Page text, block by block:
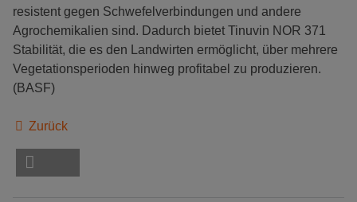
resistent gegen Schwefelverbindungen und andere
Agrochemikalien sind. Dadurch bietet Tinuvin NOR 371
Stabilität, die es den Landwirten ermöglicht, über mehrere
Vegetationsperioden hinweg profitabel zu produzieren.
(BASF)
Zurück